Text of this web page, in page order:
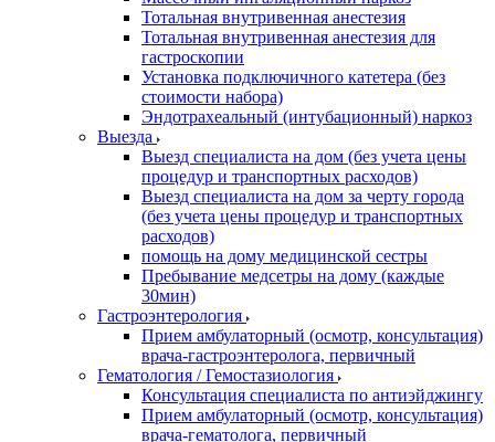
Тотальная внутривенная анестезия
Тотальная внутривенная анестезия для
гастроскопии
Установка подключичного катетера (без
стоимости набора)
Эндотрахеальный (интубационный) наркоз
Выезда
Выезд специалиста на дом (без учета цены
процедур и транспортных расходов)
Выезд специалиста на дом за черту города
(без учета цены процедур и транспортных
расходов)
помощь на дому медицинской сестры
Пребывание медсетры на дому (каждые
30мин)
Гастроэнтерология
Прием амбулаторный (осмотр, консультация)
врача-гастроэнтеролога, первичный
Гематология / Гемостазиология
Консультация специалиста по антиэйджингу
Прием амбулаторный (осмотр, консультация)
врача-гематолога, первичный